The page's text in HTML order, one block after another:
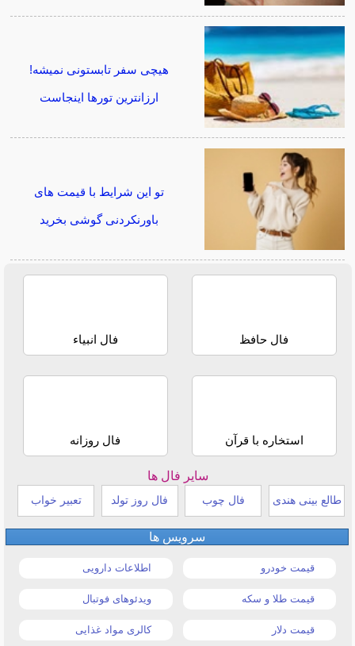
هیچی سفر تابستونی نمیشه!
ارزانترین تورها اینجاست
تو این شرایط با قیمت های
باورنکردنی گوشی بخرید
فال حافظ فال انبیاء
استخاره با قرآن فال روزانه
سایر فال ها
طالع بینی هندی فال چوب فال روز تولد تعبیر خواب
سرویس ها
قیمت خودرو اطلاعات دارویی
قیمت طلا و سکه ویدئوهای فوتبال
قیمت دلار کالری مواد غذایی